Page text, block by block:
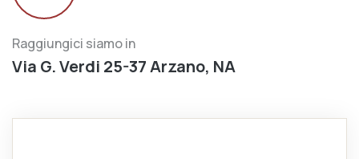
Raggiungici siamo in
Via G. Verdi 25-37 Arzano, NA